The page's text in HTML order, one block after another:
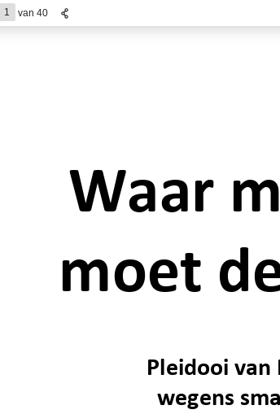
van 40
Waar
moet
Pleidooi van
wegens